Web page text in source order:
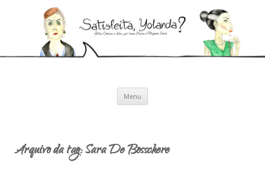
Menu
Arquivo da tag:Sara De Bosschere